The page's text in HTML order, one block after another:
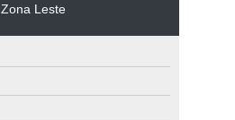
Zona Leste